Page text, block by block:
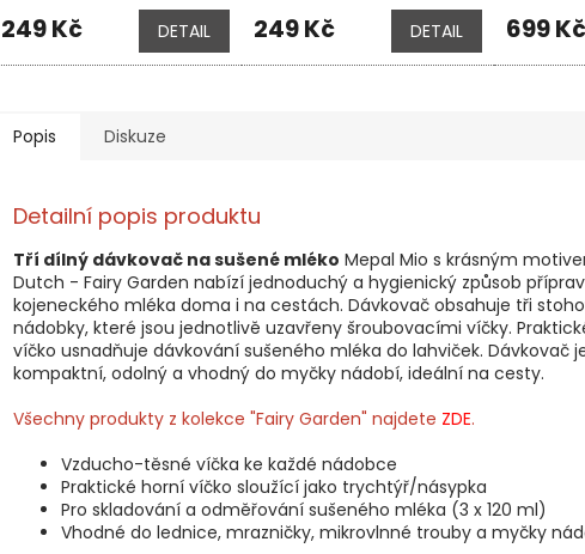
MEPAL, MIO, LITTLE
DUTCH - FOREST
FRIENDS
249 Kč DETAIL
MEPAL, MIO, SUNSHINE &
RAINBOW
249 Kč DETAIL
240
DUTCH -
699 Kč
Popis Diskuze
Detailní popis produktu
Tří dílný dávkovač na sušené mléko Mepal Mio s krásným
Dutch - Fairy Garden nabízí jednoduchý a hygienický způsob
kojeneckého mléka doma i na cestách. Dávkovač obsahuje tři
nádobky, které jsou jednotlivě uzavřeny šroubovacími víčky.
víčko usnadňuje dávkování sušeného mléka do lahviček. Dávkovač
kompaktní, odolný a vhodný do myčky nádobí, ideální na cesty.
Všechny produkty z kolekce "Fairy Garden" najdete ZDE.
Vzducho-těsné víčka ke každé nádobce
Praktické horní víčko sloužící jako trychtýř/násypka
Pro skladování a odměřování sušeného mléka (3 x 120 ml)
Vhodné do lednice, mrazničky, mikrovlnné trouby a myčky